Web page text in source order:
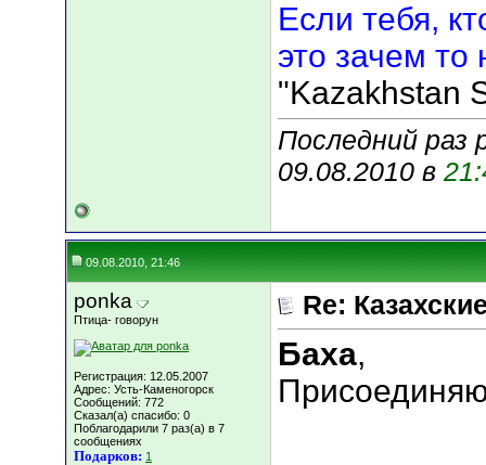
Если тебя,
это зачем то
"Kazakhstan
Последний раз
09.08.2010 в
09.08.2010, 21:46
ponka
Птица- говорун
Регистрация: 12.05.2007
Адрес: Усть-Каменогорск
Сообщений: 772
Сказал(а) спасибо: 0
Поблагодарили 7 раз(а) в 7
сообщениях
Подарков: 1
Re:
Баха,